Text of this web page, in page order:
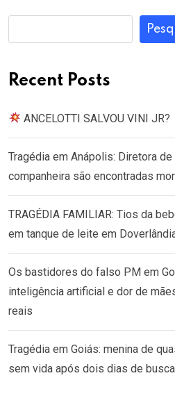
Recent Posts
ANCELOTTI SALVOU VINI JR?
Tragédia em Anápolis: Diretora
companheira são encontradas
TRAGÉDIA FAMILIAR: Tios da
em tanque de leite em
Os bastidores do falso PM em
inteligência artificial e dor de
reais
Tragédia em Goiás: menina de
sem vida após dois dias de